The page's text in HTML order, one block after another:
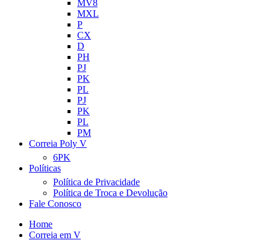
MV8
MXL
P
CX
D
PH
PJ
PK
PL
PJ
PK
PL
PM
Correia Poly V
6PK
Políticas
Política de Privacidade
Política de Troca e Devolução
Fale Conosco
Home
Correia em V